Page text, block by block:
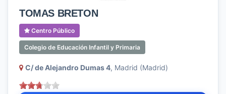
TOMAS BRETON
Centro Público
Colegio de Educación Infantil y Primaria
C/ de Alejandro Dumas 4, Madrid (Madrid)